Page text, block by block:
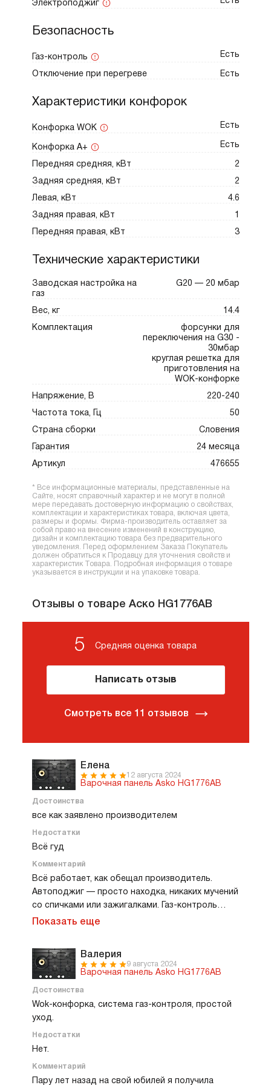
Мощность одной конфорки 1 кВт,
2 кВ, мощность третьей — 3 кВт
и последней — 4,6 кВт.
Ключевые особенности:
Вок-горелка Super Vario Wok
Газ-контроль.
Электроподжиг
Безопасность
Газ-контроль Есть
Отключение при перегреве Есть
Характеристики конфорок
Конфорка WOK Есть
Конфорка A+ Есть
Передняя средняя, кВт 2
Задняя средняя, кВт 2
Левая, кВт 4.6
Задняя правая, кВт 1
Передняя правая, кВт 3
Технические характеристики
Заводская настройка на
газ
G20 — 20 мбар
Вес, кг 14.4
Комплектация
форсунки для
переключения на G30 -
30мбар
круглая решетка для
приготовления на
WOK-конфорке
Напряжение, В 220-240
Частота тока, Гц 50
Страна сборки Словения
Гарантия 24 месяца
Артикул 476655
* Все информационные материалы, представленные на
Сайте, носят справочный характер и не могут в полной
мере передавать достоверную информацию о свойствах,
комплектации и характеристиках товара, включая цвета,
размеры и формы. Фирма-производитель оставляет за
собой право на внесение изменений в конструкцию,
дизайн и комплектацию товара без предварительного
уведомления. Перед оформлением Заказа Покупатель
должен обратиться к Продавцу для уточнения свойств и
характеристик Товара. Подробная информация о товаре
указывается в инструкции и на упаковке товара.
Отзывы о товаре Аско HG1776AB
Елена
12 августа 2024
Варочная панель Asko HG1776AB
Достоинства
все как заявлено производителем
Недостатки
Всё гуд
Комментарий
Всё работает, как обещал производитель.
Автоподжиг — просто находка, никаких мучений
со спичками или зажигалками. Газ-контроль
тоже на высоте: проверяла специально,
удовольствие. Конфорки разного размера,
удобно, что можно выбрать подходящую под
любую посуду. Огонь регулируется плавно, от
минимального для тушения до сильного, чтобы
никаких разводов. Чугунные решётки
устойчивые, тяжёлые, но это плюс, потому что
ничего не шатается и не падает. Доставили
панель вовремя, упаковка была надёжная, всё
Показать еще
Валерия
9 августа 2024
Варочная панель Asko HG1776AB
Достоинства
Wok-конфорка, система газ-контроля, простой
уход.
Недостатки
Нет.
Комментарий
Пару лет назад на свой юбилей я получила
5 Средняя оценка товара
Написать отзыв
Смотреть все 11 отзывов